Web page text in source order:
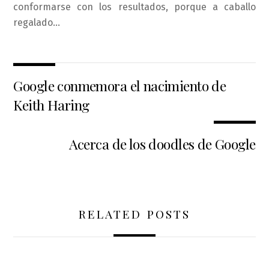
conformarse con los resultados, porque a caballo
regalado…
Google conmemora el nacimiento de
Keith Haring
Acerca de los doodles de Google
RELATED POSTS